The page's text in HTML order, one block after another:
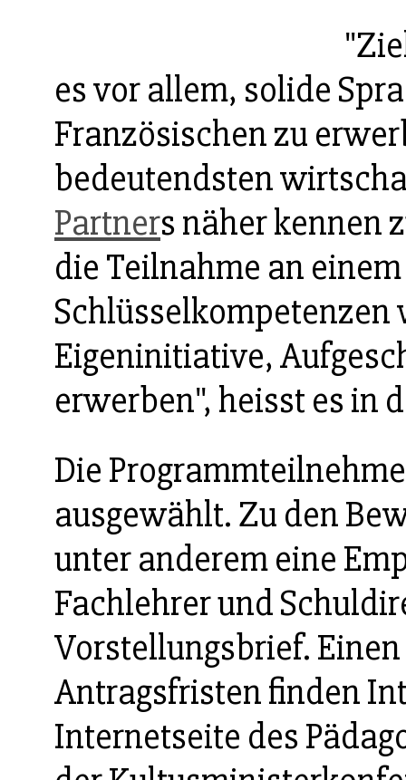
es vor allem, solide
Französischen zu
bedeutendsten
Partners näher kennen
die Teilnahme an
Eigeninitiative,
erwerben", heisst es in
Die
ausgewählt. Zu den
unter anderem eine
Fachlehrer und
Vorstellungsbrief.
Antragsfristen finden
Internetseite des